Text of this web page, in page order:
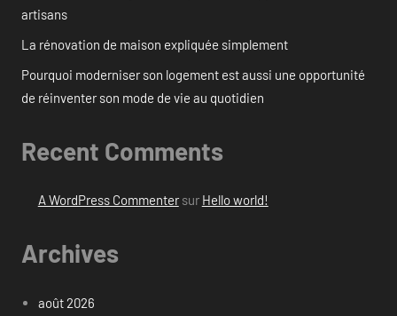
artisans
La rénovation de maison expliquée simplement
Pourquoi moderniser son logement est aussi une opportunité
de réinventer son mode de vie au quotidien
Recent Comments
A WordPress Commentersur Hello world!
Archives
août 2026